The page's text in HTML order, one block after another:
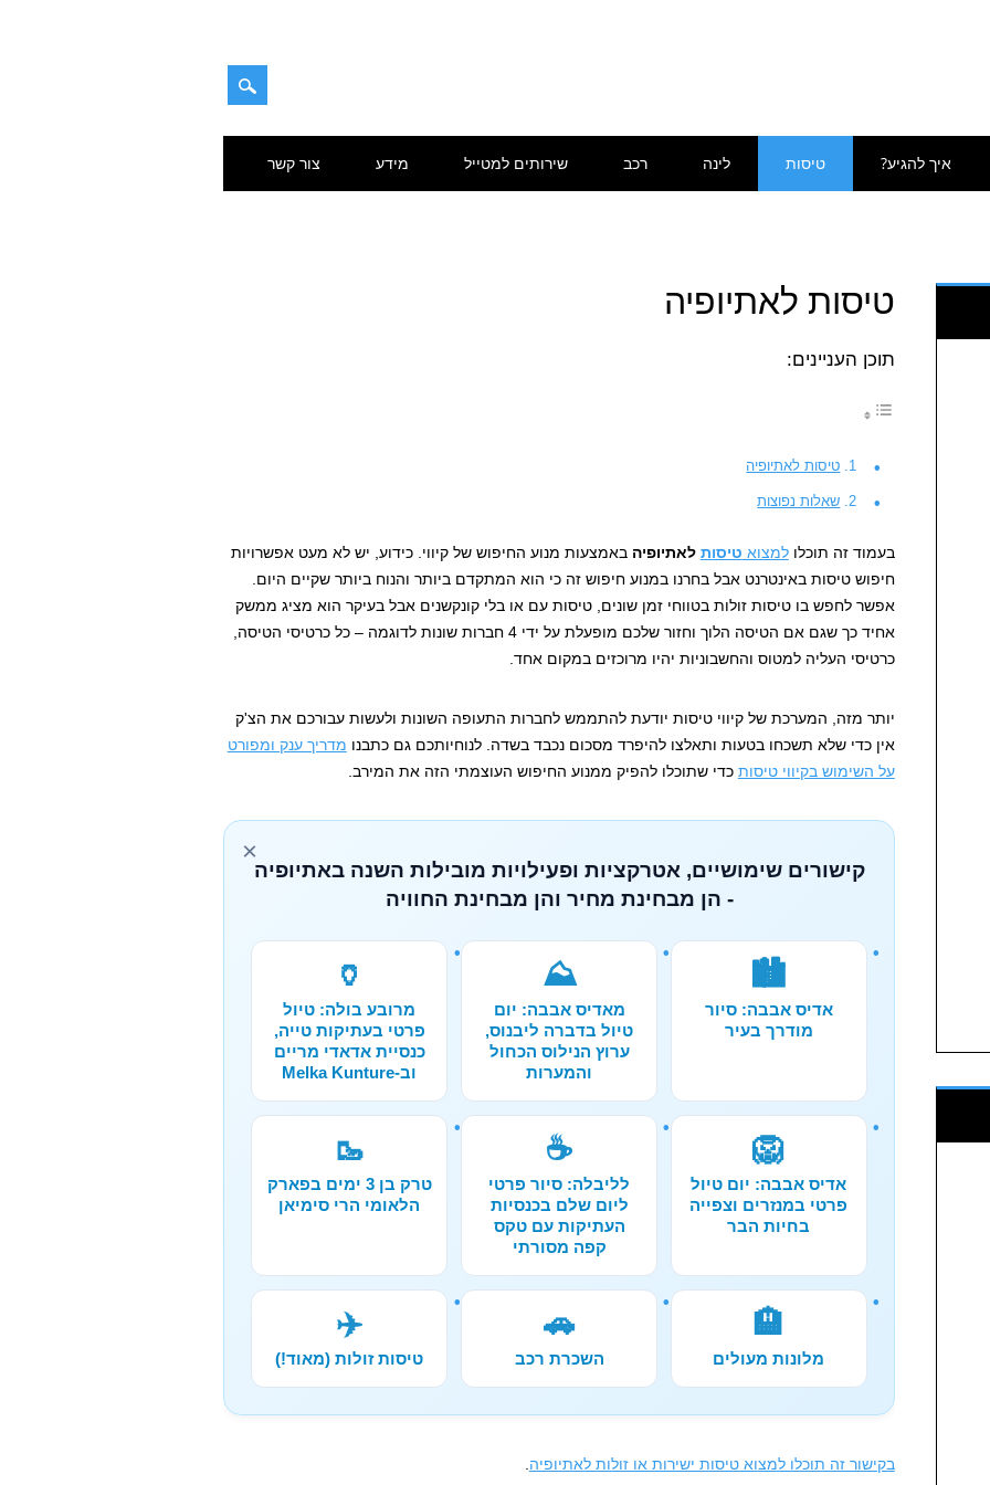
איך להגיע? טיסות לינה רכב שירותים למטייל מידע צור קשר
טיסות לאתיופיה
תוכן העניינים:
טיסות לאתיופיה
שאלות נפוצות
בעמוד זה תוכלולמצוא טיסות לאתיופיה באמצעות מנוע החיפוש של קיווי. כידוע, יש לא מעט אפשרויות
חיפוש טיסות באינטרנט אבל בחרנו במנוע חיפוש זה כי הוא המתקדם ביותר והנוח ביותר שקיים היום.
אפשר לחפש בו טיסות זולות בטווחי זמן שונים, טיסות עם או בלי קונקשנים אבל בעיקר הוא מציג ממשק
אחיד כך שגם אם הטיסה הלוך וחזור שלכם מופעלת על ידי 4 חברות שונות לדוגמה – כל כרטיסי הטיסה,
כרטיסי העליה למטוס והחשבוניות יהיו מרוכזים במקום אחד.
יותר מזה, המערכת של קיווי טיסות יודעת להתממש לחברות התעופה השונות ולעשות עבורכם את הצ'ק
אין כדי שלא תשכחו בטעות ותאלצו להיפרד מסכום נכבד בשדה. לנוחיותכם גם כתבנו מדריך ענק ומפורט
על השימוש בקיווי טיסות כדי שתוכלו להפיק ממנוע החיפוש העוצמתי הזה את המירב.
×
קישורים שימושיים, אטרקציות ופעילויות מובילות השנה באתיופיה
- הן מבחינת מחיר והן מבחינת החוויה
🏙️
אדיס אבבה: סיור
מודרך בעיר
⛰️
מאדיס אבבה: יום
טיול בדברה ליבנוס,
ערוץ הנילוס הכחול
והמערות
🏺
מרובע בולה: טיול
פרטי בעתיקות טייה,
כנסיית אדאדי מריים
וב-Melka Kunture
🦁
אדיס אבבה: יום טיול
פרטי במנזרים וצפייה
בחיות הבר
☕
לליבלה: סיור פרטי
ליום שלם בכנסיות
העתיקות עם טקס
קפה מסורתי
🥾
טרק בן 3 ימים בפארק
הלאומי הרי סימיאן
🏨
מלונות מעולים
🚗
השכרת רכב
✈️
טיסות זולות (מאוד!)
בקישור זה תוכלו למצוא טיסות ישירות או זולות לאתיופיה